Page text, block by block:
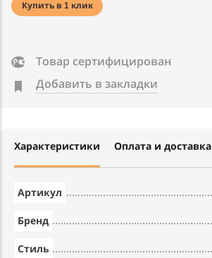
Купить в 1 клик
Товар сертифицирован
Добавить в закладки
Характеристики Оплата и доставка
Артикул
Бренд
Стиль